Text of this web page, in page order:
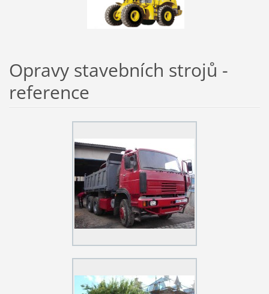
Opravy stavebních strojů -
reference